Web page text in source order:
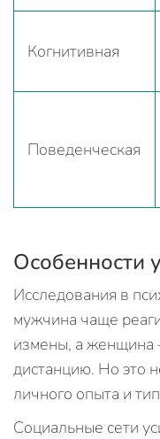
Когнитивная
Поведенческая
Особенности
Исследования в
мужчина чаще
измены, а
дистанцию. Но это
личного опыта и
Социальные сети